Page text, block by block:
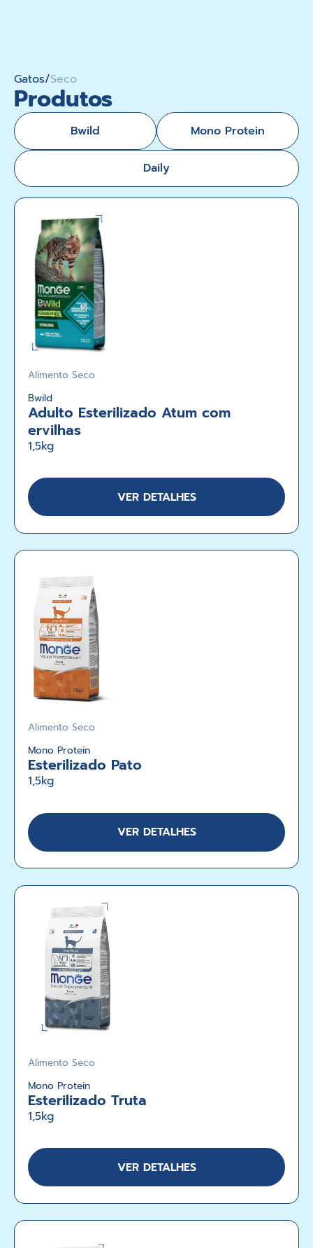
Gatos/Seco
Produtos
Bwild Mono Protein
Daily
Alimento Seco
Bwild
Adulto Esterilizado Atum com
ervilhas
1,5kg
VER DETALHES
Alimento Seco
Mono Protein
Esterilizado Pato
1,5kg
VER DETALHES
Alimento Seco
Mono Protein
Esterilizado Truta
1,5kg
VER DETALHES